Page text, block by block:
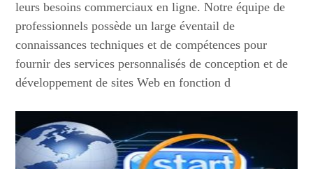
leurs besoins commerciaux en ligne. Notre équipe de
professionnels possède un large éventail de
connaissances techniques et de compétences pour
fournir des services personnalisés de conception et de
développement de sites Web en fonction d